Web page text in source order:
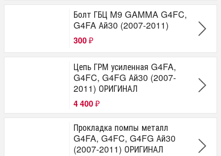
Болт ГБЦ M9 GAMMA G4FC,
G4FA Ай30 (2007-2011)
300 ₽
Цепь ГРМ усиленная G4FA,
G4FC, G4FG Ай30 (2007-
2011) ОРИГИНАЛ
4 400 ₽
Прокладка помпы металл
G4FA, G4FC, G4FG Ай30
(2007-2011) ОРИГИНАЛ